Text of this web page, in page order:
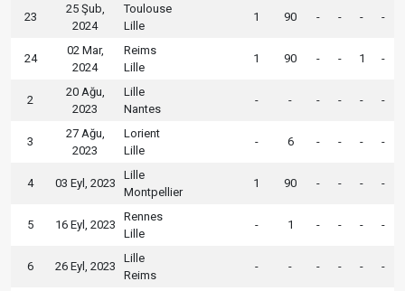
23
25 Şub,
2024
Toulouse
Lille
1 90 - - - -
24
02 Mar,
2024
Reims
Lille
1 90 - - 1 -
2
20 Ağu,
2023
Lille
Nantes
- - - - - -
3
27 Ağu,
2023
Lorient
Lille
- 6 - - - -
4 03 Eyl, 2023
Lille
Montpellier
1 90 - - - -
5 16 Eyl, 2023
Rennes
Lille
- 1 - - - -
6 26 Eyl, 2023
Lille
Reims
- - - - - -